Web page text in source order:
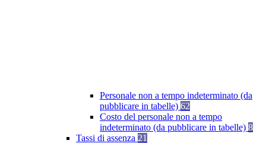
Personale non a tempo indeterminato (da
pubblicare in tabelle) 62
Costo del personale non a tempo
indeterminato (da pubblicare in tabelle) 8
Tassi di assenza 21